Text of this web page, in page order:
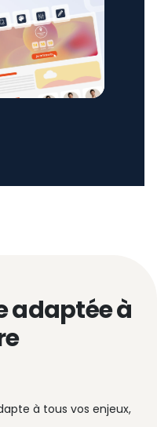
adaptée à
à tous vos enjeux,